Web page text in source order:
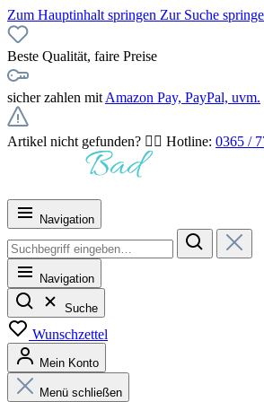
Zum Hauptinhalt springen Zur Suche
Beste Qualität, faire Preise
sicher zahlen mit Amazon Pay, PayPal, uvm.
Artikel nicht gefunden? 👉🏻 Hotline: 0365 /
Navigation
Navigation
Suche
Wunschzettel
Mein Konto
Menü schließen